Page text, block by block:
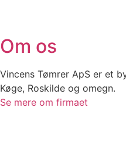
Om os
Vincens Tømrer ApS er et
Køge, Roskilde og omegn.
Se mere om firmaet